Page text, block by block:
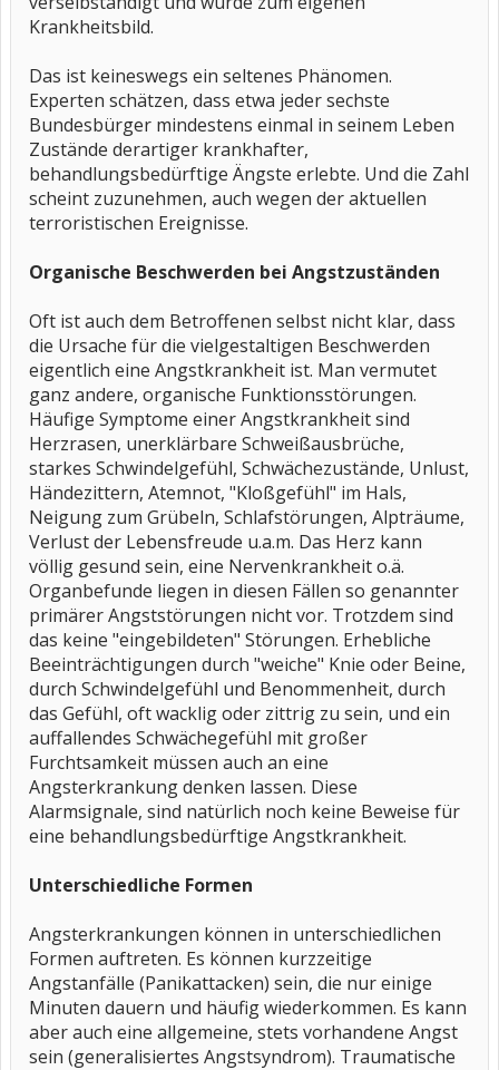
Krankheitsbild.
Das ist keineswegs ein seltenes Phänomen.
Experten schätzen, dass etwa jeder sechste
Bundesbürger mindestens einmal in seinem Leben
Zustände derartiger krankhafter,
behandlungsbedürftige Ängste erlebte. Und die Zahl
scheint zuzunehmen, auch wegen der aktuellen
terroristischen Ereignisse.
Organische Beschwerden bei Angstzuständen
Oft ist auch dem Betroffenen selbst nicht klar, dass
die Ursache für die vielgestaltigen Beschwerden
eigentlich eine Angstkrankheit ist. Man vermutet
ganz andere, organische Funktionsstörungen.
Häufige Symptome einer Angstkrankheit sind
Herzrasen, unerklärbare Schweißausbrüche,
starkes Schwindelgefühl, Schwächezustände, Unlust,
Händezittern, Atemnot, "Kloßgefühl" im Hals,
Neigung zum Grübeln, Schlafstörungen, Alpträume,
Verlust der Lebensfreude u.a.m. Das Herz kann
völlig gesund sein, eine Nervenkrankheit o.ä.
Organbefunde liegen in diesen Fällen so genannter
primärer Angststörungen nicht vor. Trotzdem sind
das keine "eingebildeten" Störungen. Erhebliche
Beeinträchtigungen durch "weiche" Knie oder Beine,
durch Schwindelgefühl und Benommenheit, durch
das Gefühl, oft wacklig oder zittrig zu sein, und ein
auffallendes Schwächegefühl mit großer
Furchtsamkeit müssen auch an eine
Angsterkrankung denken lassen. Diese
Alarmsignale, sind natürlich noch keine Beweise für
eine behandlungsbedürftige Angstkrankheit.
Unterschiedliche Formen
Angsterkrankungen können in unterschiedlichen
Formen auftreten. Es können kurzzeitige
Angstanfälle (Panikattacken) sein, die nur einige
Minuten dauern und häufig wiederkommen. Es kann
aber auch eine allgemeine, stets vorhandene Angst
sein (generalisiertes Angstsyndrom). Traumatische